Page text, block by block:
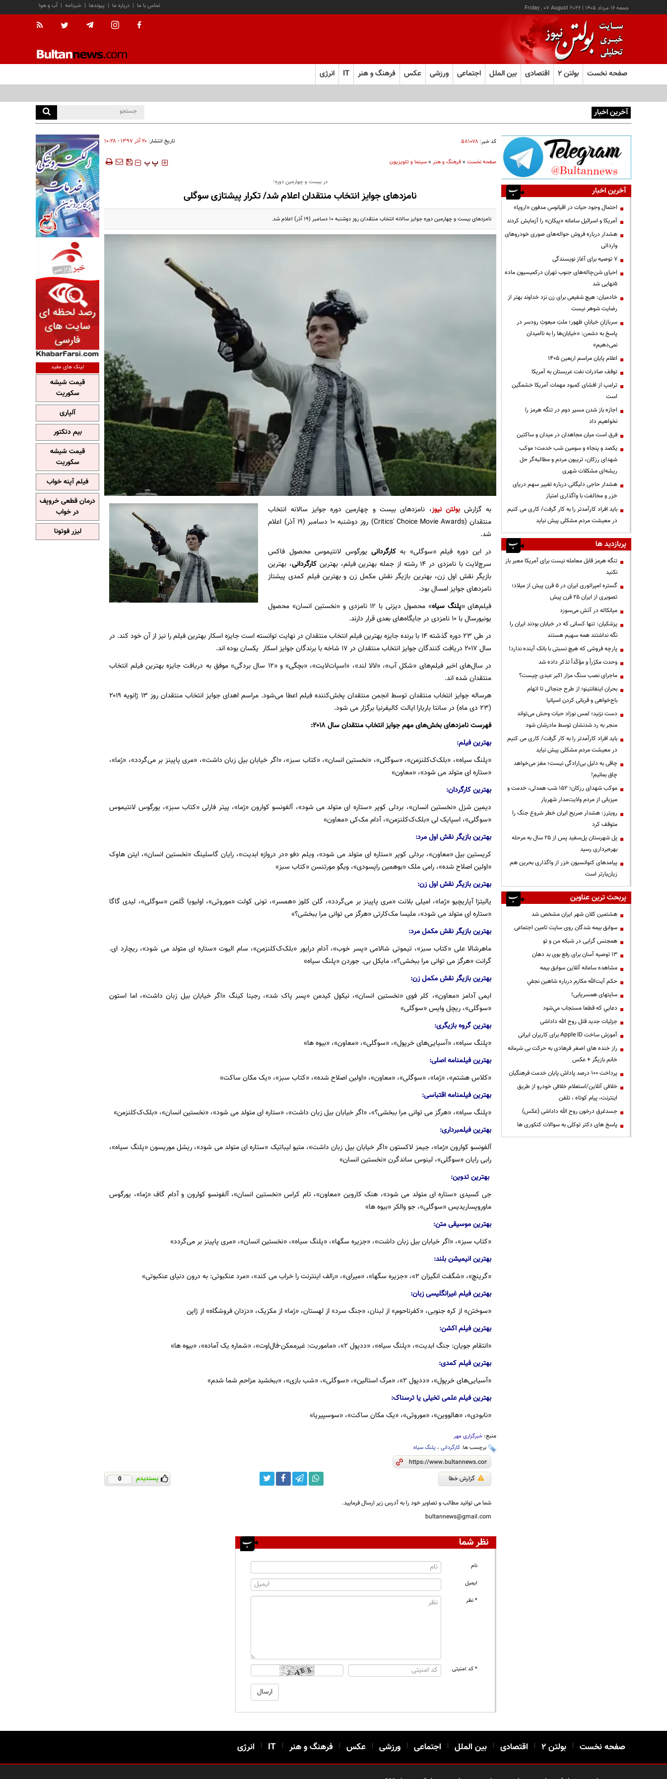
جمعه ۱۶ مرداد ۱۴۰۵ |
Friday , 07 August 2026 آب و هوا | خبرنامه | پیوندها | درباره ما | تماس با ما
صفحه نخست بولتن ۲ اقتصادی بین الملل اجتماعی ورزشی عکس فرهنگ و هنر IT انرژی
آخرین اخبار
کد خبر: ۵۸۱۰۷۸ تاریخ انتشار: ۲۰ آذر ۱۳۹۷ - ۱۰:۲۸
صفحه نخست»فرهنگ و هنر»سینما و تلویزیون ‍‍‍ پ پ
در بیست و چهارمین دوره؛
نامزدهای جوایز انتخاب منتقدان اعلام شد/ تکرار پیشتازی سوگلی
نامزدهای بیست و چهارمین دوره جوایز سالانه انتخاب منتقدان روز دوشنبه ۱۰ دسامبر (۱۹ آذر) اعلام شد.
به گزارشبولتن نیوز، نامزدهای بیست و چهارمین دوره جوایز سالانه انتخاب
منتقدان (Critics' Choice Movie Awards) روز دوشنبه ۱۰ دسامبر (۱۹ آذر) اعلام
شد.
در این دوره فیلم «سوگلی» بهکارگردانی یورگوس لانتیموس محصول فاکس
سرچ‌لایت با نامزدی در ۱۴ رشته از جمله بهترین فیلم، بهترین
کارگردانی، بهترین
بازیگر نقش اول زن، بهترین بازیگر نقش مکمل زن و بهترین فیلم کمدی پیشتاز
نامزدهای جوایز امسال بود.
فیلم‌های «پلنگ سیاه
» محصول دیزنی با ۱۲ نامزدی و «نخستین انسان» محصول
یونیورسال با ۱۰ نامزدی در جایگاه‌های بعدی قرار دارند.
در طی ۲۳ دوره گذشته ۱۴ با برنده جایزه بهترین فیلم انتخاب منتقدان در نهایت توانسته است جایزه اسکار بهترین فیلم را نیز از آن خود کند. در
سال ۲۰۱۷ دریافت کنندگان جوایز انتخاب منتقدان در ۱۷ شاخه با برندگان جوایز اسکار یکسان بوده اند.
در سال‌های اخیر فیلم‌های «شکل آب»، «لالا لند»، «اسپات‌لایت»، «بچگی» و «۱۲ سال بردگی» موفق به دریافت جایزه بهترین فیلم انتخاب
منتقدان شده اند.
هرساله جوایز انتخاب منتقدان توسط انجمن منتقدان پخش‌کننده فیلم اعطا می‌شود. مراسم اهدای جوایز انتخاب منتقدان روز ۱۳ ژانویه ۲۰۱۹
(۲۳ دی ماه) در سانتا باربارا ایالت کالیفرنیا برگزار می شود.
فهرست نامزدهای بخش‌های مهم جوایز انتخاب منتقدان سال ۲۰۱۸:
بهترین فیلم:
«پلنگ سیاه»، «بلک‌ک‌کلنزمن»، «سوگلی»، «نخستین انسان»، «کتاب سبز»، «اگر خیابان بیل زبان داشت»، «مری پاپینز بر می‌گردد»، «رُما»،
«ستاره ای متولد می شود»، «معاون»
بهترین کارگردان:
دیمین شزل «نخستین انسان»، بردلی کوپر «ستاره ای متولد می شود»، آلفونسو کوارون «رُما»، پیتر فارلی «کتاب سبز»، یورگوس لانتیموس
«سوگلی»، اسپایک لی «بلک‌ک‌کلنزمن»، آدام مک‌کی «معاون»
بهترین بازیگر نقش اول مرد:
کریستین بیل «معاون»، بردلی کوپر «ستاره ای متولد می شود»، ویلم دفو «در دروازه ابدیت»، رایان گاسلینگ «نخستین انسان»، ایتن هاوک
«اولین اصلاح شده»، رامی ملک «بوهمین راپسودی»، ویگو مورتنسن «کتاب سبز»
بهترین بازیگر نقش اول زن:
یالیتزا آپاریچیو «رُما»، امیلی بلانت «مری پاپینز بر می‌گردد»، گلن کلوز «همسر»، تونی کولت «موروثی»، اولیویا کُلمن «سوگلی»، لیدی گاگا
«ستاره ای متولد می شود»، ملیسا مک‌کارتی «هرگز می توانی مرا ببخشی؟»
بهترین بازیگر نقش مکمل مرد:
ماهرشالا علی «کتاب سبز»، تیموتی شالامی «پسر خوب»، آدام درایور «بلک‌ک‌کلنزمن»، سام الیوت «ستاره ای متولد می شود»، ریچارد ای.
گرانت «هرگز می توانی مرا ببخشی؟»، مایکل بی. جوردن «پلنگ سیاه»
بهترین بازیگر نقش مکمل زن:
ایمی آدامز «معاون»، کلر فوی «نخستین انسان»، نیکول کیدمن «پسر پاک شد»، رجینا کینگ «اگر خیابان بیل زبان داشت»، اما استون
«سوگلی»، ریچل وایس «سوگلی»
بهترین گروه بازیگری:
«پلنگ سیاه»، «آسیایی‌های خرپول»، «سوگلی»، «معاون»، «بیوه ها»
بهترین فیلمنامه اصلی:
«کلاس هشتم»، «رُما»، «سوگلی»، «معاون»، «اولین اصلاح شده»، «کتاب سبز»، «یک مکان ساکت»
بهترین فیلمنامه اقتباسی:
«پلنگ سیاه»، «هرگز می توانی مرا ببخشی؟»، «اگر خیابان بیل زبان داشت»، «ستاره ای متولد می شود»، «نخستین انسان»، «بلک‌ک‌کلنزمن»
بهترین فیلمبرداری:
آلفونسو کوارون «رُما»، جیمز لاکستون «اگر خیابان بیل زبان داشت»، متیو لیباتیک «ستاره ای متولد می شود»، ریشل موریسون «پلنگ سیاه»،
رابی رایان «سوگلی»، لینوس ساندگرن «نخستین انسان»
بهترین تدوین:
جی کسیدی «ستاره ای متولد می شود»، هنک کاروین «معاون»، تام کراس «نخستین انسان»، آلفونسو کوارون و آدام گاف «رُما»، یورگوس
ماوروپساریدیس «سوگلی»، جو والکر «بیوه ها»
بهترین موسیقی متن:
«کتاب سبز»، «اگر خیابان بیل زبان داشت»، «جزیره سگها»، «پلنگ سیاه»، «نخستین انسان»، «مری پاپینز بر می‌گردد»
بهترین انیمیشن بلند:
«گرینچ»، «شگفت انگیزان ۲»، «جزیره سگها»، «میرای»، «رالف اینترنت را خراب می کند»، «مرد عنکبوتی: به درون دنیای عنکبوتی»
بهترین فیلم غیرانگلیسی زبان:
«سوختن» از کره جنوبی، «کفرناحوم» از لبنان، «جنگ سرد» از لهستان، «رُما» از مکزیک، «دزدان فروشگاه» از ژاپن
بهترین فیلم اکشن:
«انتقام جویان: جنگ ابدیت»، «پلنگ سیاه»، «ددپول ۲»، «ماموریت: غیرممکن-فال‌اوت»، «شماره یک آماده»، «بیوه ها»
بهترین فیلم کمدی:
«آسیایی‌های خرپول»، «ددپول ۲»، «مرگ استالین»، «سوگلی»، «شب بازی»، «ببخشید مزاحم شما شدم»
بهترین فیلم علمی تخیلی یا ترسناک:
«نابودی»، «هالووین»، «موروثی»، «یک مکان ساکت»، «سوسپیریا»
منبع: خبرگزاری مهر
برچسب ها: کارگردانی، پلنگ سیاه
گزارش خطا پسندیدم 0
شما می توانید مطالب و تصاویر خود را به آدرس زیر ارسال فرمایید.
bultannews@gmail.com
نظر شما
نام
ایمیل
* نظر
* کد امنیتی
آخرین اخبار
احتمال وجود حیات در اقیانوس مدفون «اروپا»
آمریکا و اسرائیل سامانه «پیکان» را آزمایش کردند
هشدار درباره فروش حواله‌های صوری خودروهای
وارداتی
۷ توصیه برای آغاز نویسندگی
احیای شن‌چاله‌های جنوب تهران درکمیسیون ماده
۵نهایی شد
خادمیان: هیچ شفیعی برای زن نزد خداوند بهتر از
رضایت شوهر نیست
سربازانِ خیابانِ ظهور؛ ملتِ مبعوثِ رودسر در
پاسخ به دشمن: «خیابان‌ها را به ناامیدان
نمی‌دهیم»
اعلام پایان مراسم اربعین ۱۴۰۵
توقف صادرات نفت عربستان به آمریکا
ترامپ از افشای کمبود مهمات آمریکا خشمگین
است
اجازه باز شدن مسیر دوم در تنگه هرمز را
نخواهیم داد
فرق است میان مجاهدان در میدان و ساکتین
یکصد و پنجاه و سومین شب خدمت؛ موکب
شهدای رزکان، تریبون مردم و مطالبه‌گر حل
ریشه‌ای مشکلات شهری
هشدار حاجی دلیگانی درباره تغییر سهم دریای
خزر و مخالفت با واگذاری امتیاز
باید افراد کارآمدتر را به کار گرفت/ کاری می کنیم
در معیشت مردم مشکلی پیش نیاید
پربازدید ها
تنگه هرمز قابل معامله نیست برای آمریکا معبر باز
نکنید
گستره امپراتوری ایران در ۵ قرن پیش از میلاد؛
تصویری از ایران ۲۵ قرن پیش
میانکاله در آتش می‌سوزد
پزشکیان: تنها کسانی که در خیابان بودند ایران را
نگه نداشتند همه سهیم هستند
پارچه فروشی که هیچ نسبتی با بانک آینده ندارد!
وحدت مکرّراً و مؤکّداً تذکر داده شد
ماجرای نصب سنگ مزار اکبر عبدی چیست؟
بحران اینفانتینو؛ از طرح جنجالی تا اتهام
باج‌خواهی و قربانی کردن اسپانیا
دست نزنید؛ لمس نوزاد حیات وحش می‌تواند
منجر به رد شدنشان توسط مادرشان شود
باید افراد کارآمدتر را به کار گرفت/ کاری می کنیم
در معیشت مردم مشکلی پیش نیاید
چاقی به دلیل بی‌ارادگی نیست؛ مغز می‌خواهد
چاق بمانیم!
موکب شهدای رزکان؛ ۱۵۲ شب همدلی، خدمت و
میزبانی از مردم ولایت‌مدار شهریار
رویترز: هشدار صریح ایران خطر شروع جنگ را
متوقف کرد
پل شهرستان پل‌سفید پس از ۲۵ سال به مرحله
بهره‌برداری رسید
پیامدهای کنوانسیون خزر از واگذاری بحرین هم
زیان‌بارتر است
پربحث ترین عناوین
هشتمین کلان شهر ایران مشخص شد
سوابق بیمه شدگان روی سایت تامین اجتماعی
همجنس گرایی در شبکه من و تو
13 توصیه آسان برای رفع بوی بد دهان
مشاهده سامانه آنلاين سوابق بیمه
حكم آيت‌الله مكارم درباره شاهين نجفي
سایتهای همسریابی!
دعايي كه قطعا مستجاب مي‌شود
جزئیات جدید قتل روح الله داداشی
آموزش ساخت Apple ID برای کاربران ایرانی
راز خنده های اصغر فرهادی به حرکت بی شرمانه
خانم بازیگر + عکس
پرداخت ۱۰۰ درصد پاداش پایان خدمت فرهنگیان
خلافی آنلاین/استعلام خلافی خودرو از طریق
اینترنت، پیام کوتاه ، تلفن
جسدغرق درخون روح الله داداشی (عکس)
پاسخ های دکتر توکلی به سوالات کنکوری ها
لینک های مفید
قیمت شیشه
سکوریت
آلپاری
بیم دتکتور
قیمت شیشه
سکوریت
فیلم آپنه خواب
درمان قطعی خروپف
در خواب
لیزر فوتونا
صفحه نخست | بولتن ۲ | اقتصادی | بین الملل | اجتماعی | ورزشی | عکس | فرهنگ و هنر |
IT
| انرژی